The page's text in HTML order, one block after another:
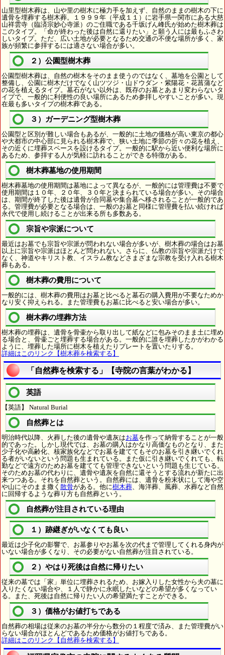
山里型樹木葬は、山や里の樹木に極力手を加えず、自然のままの樹木の下に
遺骨を埋葬する樹木葬。１９９９年（平成１１）に岩手県一関市にある大慈
山祥雲寺（臨済宗妙心寺派）のご住職である千坂げん峰氏が始めた樹木葬は
このタイプ。「命が終わった後は自然に還りたい」と願う人には最もふさわ
しいタイプ。ただ、広い土地が必要となるため交通の不便な場所が多く、家
族が頻繁に参拝するには適さない場合が多い。
２）公園型樹木葬
公園型樹木葬は、自然の樹木をそのまま使うのではなく、墓地を公園として
整備し、公園に樹木だけでなく山ツツジ・山ドウダン・紫陽花・花菖蒲など
の花を植えるタイプ。墓石がない以外は、既存のお墓とあまり変わらないタ
イプで、一般的に利便性の良い場所にあるため参拝しやすいことが多い。現
在最も多いタイプの樹木葬である。
３）ガーデニング型樹木葬
公園型と区別が難しい場合もあるが、一般的に土地の価格が高い東京の都心
や大都市の中心部に見られる樹木葬で、狭い土地に季節の折々の花を植え、
その近くに埋葬スペースを設けるタイプ。一般的に駅から近い便利な場所に
あるため、参拝する人が気軽に訪れることができる特徴がある。
樹木葬墓地の使用期間
樹木葬墓地の使用期間は墓地によって異なるが、一般的には管理費は不要で
使用期間は１０年、２０年、３０年と決まられている場合が多い。その場合
は、期間が終了した後は遺骨が合同墓や集合墓へ移されることが一般的であ
る。管理費が必要となる場合は、一般のお墓と同様に管理費を払い続ければ
永代で使用し続けることが出来る所も多数ある。
宗旨や宗派について
最近はお墓でも宗旨や宗派が問われない場合が多いが、樹木葬の場合はお墓
以上に宗旨や宗派はほとんど問われない。さらに、仏教の宗旨や宗派だけで
なく、神道やキリスト教、イスラム教などさまざまな宗教を受け入れる樹木
葬もある。
樹木葬の費用について
一般的には、樹木葬の費用はお墓と比べると墓石の購入費用が不要なためか
なり安く抑えられる。また管理費もお墓に比べると安い場合が多い。
樹木葬の埋葬方法
樹木葬の埋葬は、遺骨を骨壷から取り出して紙などに包みそのまま土に埋め
る場合と、骨壷ごと埋葬する場合がある。一般的に誰を埋葬したかがわかる
ように、埋葬した場所に樹木を植えたりプレートを置いたりする。
詳細はこのリンク【樹木葬を検索する】
「自然葬を検索する」【寺院の言葉がわかる】
英語
【英語】 Natural Burial
自然葬とは
明治時代以降、火葬した後の遺骨や遺灰はお墓を作って納骨することが一般
的であった。しかし現代では、お墓の購入はかなり高価なものとなり、また
少子化や高齢化、核家族化などでお墓を建ててもそのお墓を引き継いでくれ
る者がいないという問題も生まれている。また仮に引き継いでくれても、転
勤などで遠方のためお墓を建てても管理できないという問題も生じている。
そのためお墓の代わりに、遺骨や遺灰を自然に還そうとする流れが新たに出
来つつある。それを自然葬という。自然葬には、遺骨を粉末状にして海や空
や山にそのまま撒く 散骨がある。他に樹木葬 、海洋葬、風葬、水葬など自然
に回帰するような葬り方も自然葬という。
自然葬が注目されている理由
１）跡継ぎがいなくても良い
最近は少子化の影響で、お墓参りやお墓を次の代まで管理してくれる身内が
いない場合が多くなり、その必要がない自然葬が注目されている。
２）やはり死後は自然に帰りたい
従来の墓では「家」単位に埋葬されるため、お嫁入りした女性から夫の墓に
入りたくない場合や、１人で静かに永眠したいなどの希望が多くなってい
る。また、死後は自然に帰りたい人の希望満たすことができる。
３）価格がお値打ちである
自然葬の相場は従来のお墓の半分から数分の１程度で済み、また管理費がい
らない場合がほとんどであるため価格がお値打ちである。
詳細はこのリンク【自然葬を検索する】